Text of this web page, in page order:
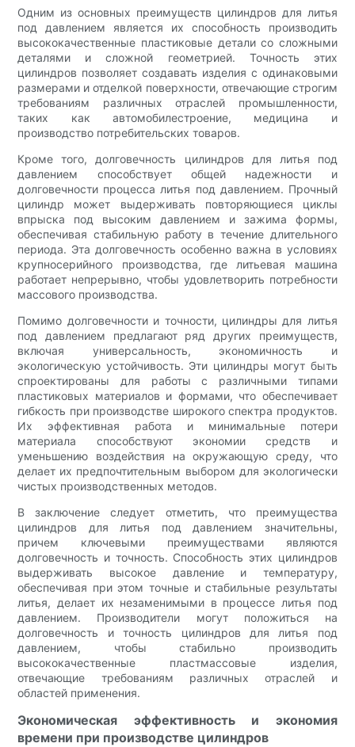
Одним из основных преимуществ цилиндров для литья
под давлением является их способность производить
высококачественные пластиковые детали со сложными
деталями и сложной геометрией. Точность этих
цилиндров позволяет создавать изделия с одинаковыми
размерами и отделкой поверхности, отвечающие строгим
требованиям различных отраслей промышленности,
таких как автомобилестроение, медицина и
производство потребительских товаров.
Кроме того, долговечность цилиндров для литья под
давлением способствует общей надежности и
долговечности процесса литья под давлением. Прочный
цилиндр может выдерживать повторяющиеся циклы
впрыска под высоким давлением и зажима формы,
обеспечивая стабильную работу в течение длительного
периода. Эта долговечность особенно важна в условиях
крупносерийного производства, где литьевая машина
работает непрерывно, чтобы удовлетворить потребности
массового производства.
Помимо долговечности и точности, цилиндры для литья
под давлением предлагают ряд других преимуществ,
включая универсальность, экономичность и
экологическую устойчивость. Эти цилиндры могут быть
спроектированы для работы с различными типами
пластиковых материалов и формами, что обеспечивает
гибкость при производстве широкого спектра продуктов.
Их эффективная работа и минимальные потери
материала способствуют экономии средств и
уменьшению воздействия на окружающую среду, что
делает их предпочтительным выбором для экологически
чистых производственных методов.
В заключение следует отметить, что преимущества
цилиндров для литья под давлением значительны,
причем ключевыми преимуществами являются
долговечность и точность. Способность этих цилиндров
выдерживать высокое давление и температуру,
обеспечивая при этом точные и стабильные результаты
литья, делает их незаменимыми в процессе литья под
давлением. Производители могут положиться на
долговечность и точность цилиндров для литья под
давлением, чтобы стабильно производить
высококачественные пластмассовые изделия,
отвечающие требованиям различных отраслей и
областей применения.
Экономическая эффективность и экономия
времени при производстве цилиндров